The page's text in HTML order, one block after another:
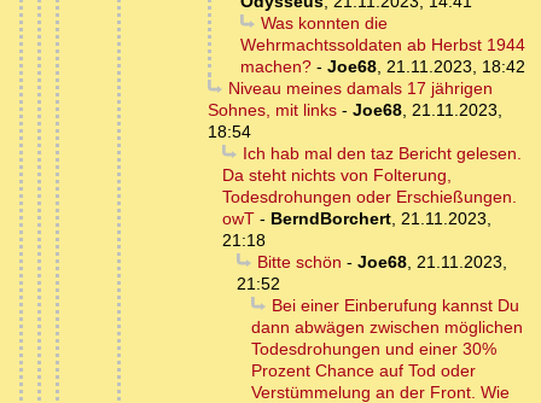
Was konnten die
Wehrmachtssoldaten ab Herbst 1944
machen? - Joe68, 21.11.2023, 18:42
Niveau meines damals 17 jährigen
Sohnes, mit links - Joe68, 21.11.2023,
18:54
Ich hab mal den taz Bericht gelesen.
Da steht nichts von Folterung,
Todesdrohungen oder Erschießungen.
owT - BerndBorchert, 21.11.2023,
21:18
Bitte schön - Joe68, 21.11.2023,
21:52
Bei einer Einberufung kannst Du
dann abwägen zwischen möglichen
Todesdrohungen und einer 30%
Prozent Chance auf Tod oder
Verstümmelung an der Front. Wie